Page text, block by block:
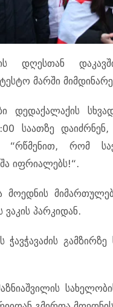
დღესთან
მარში
დედაქალაქის
საათზე
- “რწმენით, რომ
იფრიალებს!“.
მოედნის
ვაკის პარკიდან.
ჭავჭავაძის